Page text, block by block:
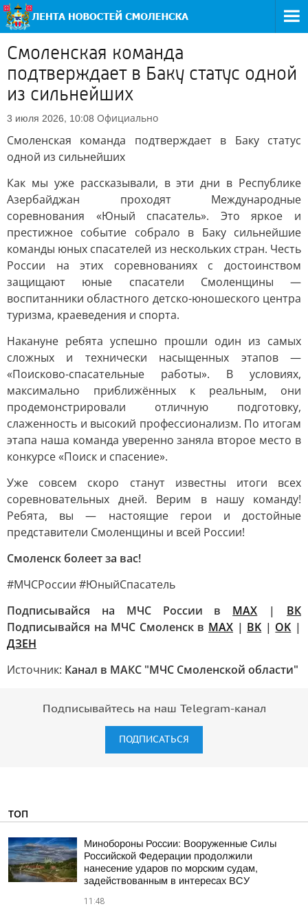
Смоленская команда
подтверждает в Баку статус одной
из сильнейших
3 июля 2026, 10:08 Официально
Смоленская команда подтверждает в Баку статус
одной из сильнейших
Как мы уже рассказывали, в эти дни в Республике
Азербайджан проходят Международные
соревнования «Юный спасатель». Это яркое и
престижное событие собрало в Баку сильнейшие
команды юных спасателей из нескольких стран. Честь
России на этих соревнованиях с достоинством
защищают юные спасатели Смоленщины —
воспитанники областного детско-юношеского центра
туризма, краеведения и спорта.
Накануне ребята успешно прошли один из самых
сложных и технически насыщенных этапов —
«Поисково-спасательные работы». В условиях,
максимально приближённых к реальным, они
продемонстрировали отличную подготовку,
слаженность и высокий профессионализм. По итогам
этапа наша команда уверенно заняла второе место в
конкурсе «Поиск и спасение».
Уже совсем скоро станут известны итоги всех
соревновательных дней. Верим в нашу команду!
Ребята, вы — настоящие герои и достойные
представители Смоленщины и всей России!
Смоленск болеет за вас!
#МЧСРоссии #ЮныйСпасатель
Подписывайся на МЧС России в MAX | ВК
Подписывайся на МЧС Смоленск в MAX | BK | OK |
ДЗЕН
Источник: Канал в МАКС "МЧС Смоленской области"
Подписывайтесь на наш Telegram-канал
ПОДПИСАТЬСЯ
ТОП
Минобороны России: Вооруженные Силы
Российской Федерации продолжили
нанесение ударов по морским судам,
задействованным в интересах ВСУ
11:48